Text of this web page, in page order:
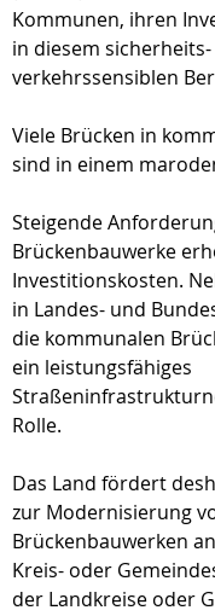
Kommunen, ihren
in diesem
verkehrssensiblen
Viele Brücken in
sind in einem
Steigende
Brückenbauwerke
Investitionskosten.
in Landes- und
die kommunalen
ein leistungsfähiges
Rolle.
Das Land fördert
zur Modernisierung
Brückenbauwerken
Kreis- oder
der Landkreise oder